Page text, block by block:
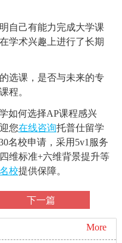
己有能力完成大学课
学术兴趣上进行了长期
课，是否与未来的专
程。
何选择AP课程感兴
您在线咨询托普仕留学
名校申请，采用5v1服务
维标准+六维背景提升等
校提供保障。
下一篇
More